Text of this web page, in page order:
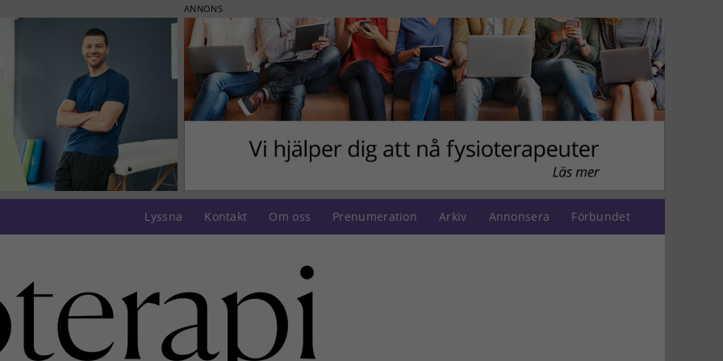
ANNONS
Lyssna Kontakt Om oss Prenumeration Arkiv Annonsera Förbundet